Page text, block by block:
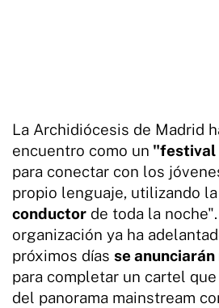
La Archidiócesis de Madrid
encuentro como un "festival
para conectar con los
propio lenguaje, utilizando la
conductor de toda la
organización ya ha
próximos días se
para completar un cartel
del panorama mainstream